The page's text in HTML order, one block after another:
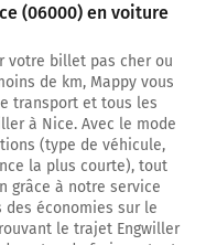
(06000) en voiture
votre billet pas cher ou
de km, Mappy vous
transport et tous les
à Nice. Avec le mode
(type de véhicule,
la plus courte), tout
grâce à notre service
économies sur le
le trajet Engwiller